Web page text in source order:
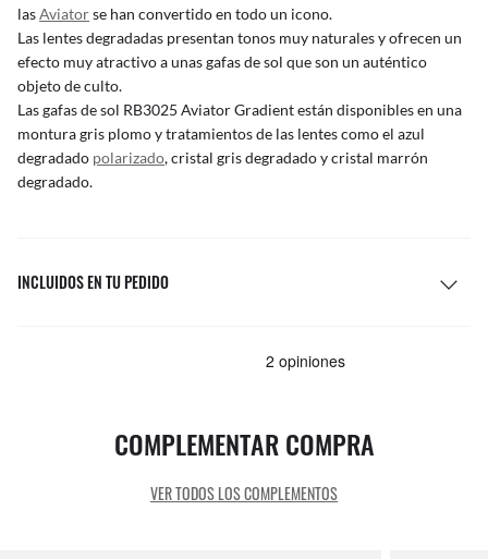
lasAviatorse han convertido en todo un icono.
Las lentes degradadas presentan tonos muy naturales y ofrecen un
efecto muy atractivo a unas gafas de sol que son un auténtico
objeto de culto.
Las gafas de sol RB3025 Aviator Gradient están disponibles en una
montura gris plomo y tratamientos de las lentes como el azul
degradado polarizado, cristal gris degradado y cristal marrón
degradado.
INCLUIDOS EN TU PEDIDO
COMPLEMENTAR COMPRA
VER TODOS LOS COMPLEMENTOS